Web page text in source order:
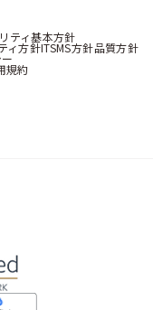
ティ基本方針
ィ方針ITSMS方針品質方針
規約